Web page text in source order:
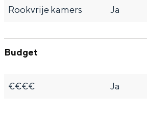
Rookvrije kamers Ja
Budget
€€€€ Ja